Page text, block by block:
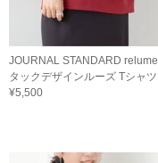
JOURNAL STANDARD relume
タックデザインルーズ Tシャツ
¥5,500